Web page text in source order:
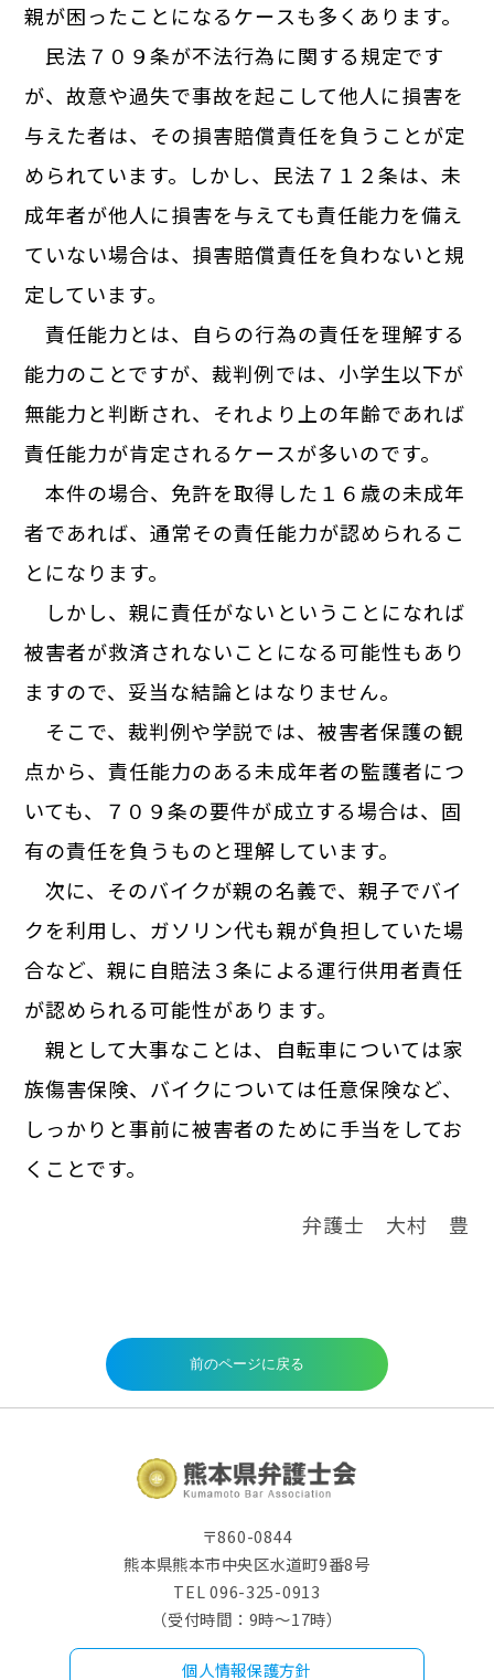
親が困ったことになるケースも多くあります。
民法７０９条が不法行為に関する規定です
が、故意や過失で事故を起こして他人に損害を
与えた者は、その損害賠償責任を負うことが定
められています。しかし、民法７１２条は、未
成年者が他人に損害を与えても責任能力を備え
ていない場合は、損害賠償責任を負わないと規
定しています。
責任能力とは、自らの行為の責任を理解する
能力のことですが、裁判例では、小学生以下が
無能力と判断され、それより上の年齢であれば
責任能力が肯定されるケースが多いのです。
本件の場合、免許を取得した１６歳の未成年
者であれば、通常その責任能力が認められるこ
とになります。
しかし、親に責任がないということになれば
被害者が救済されないことになる可能性もあり
ますので、妥当な結論とはなりません。
そこで、裁判例や学説では、被害者保護の観
点から、責任能力のある未成年者の監護者につ
いても、７０９条の要件が成立する場合は、固
有の責任を負うものと理解しています。
次に、そのバイクが親の名義で、親子でバイ
クを利用し、ガソリン代も親が負担していた場
合など、親に自賠法３条による運行供用者責任
が認められる可能性があります。
親として大事なことは、自転車については家
族傷害保険、バイクについては任意保険など、
しっかりと事前に被害者のために手当をしてお
くことです。
弁護士 大村 豊
〒860-0844
熊本県熊本市中央区水道町9番8号
TEL 096-325-0913
（受付時間：9時～17時）
個人情報保護方針